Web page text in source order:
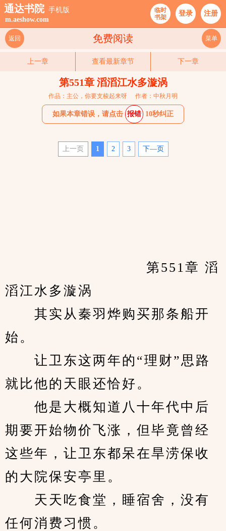
通达书院 手机版
m.aeshow.com
临时
书架
登录 注册
免费阅读
返回 菜单
上一章 查看最新章节 下一章
第551章 滔滔江水多漩涡
作品：主公，你要支棱起来呀 作者：中秋月明
如果本章错误，请点击 报错 10秒纠正
上一页 1 2 3 下—页
滔江水多漩涡
其实从秦羽烨购买那条船开
始。
让卫东这两年的“理财”思路
就比他的天眼还恰好。
他是大概知道八十年代中后
期要开始物价飞涨，但毕竟曾经
这些年，让卫东都呆在旱涝保收
的大院保安亭里。
天天吃食堂，睡宿舍，没有
任何消费习惯。